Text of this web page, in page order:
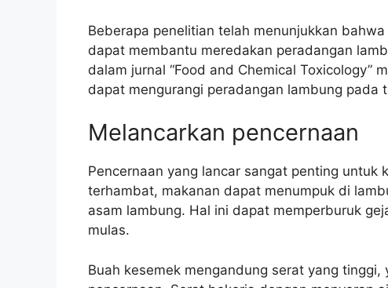
Beberapa penelitian telah menunjukkan
dapat membantu meredakan peradangan
dalam jurnal “Food and Chemical Toxicology”
dapat mengurangi peradangan lambung pada
Melancarkan pencernaan
Pencernaan yang lancar sangat penting untuk
terhambat, makanan dapat menumpuk di
asam lambung. Hal ini dapat memperburuk
mulas.
Buah kesemek mengandung serat yang